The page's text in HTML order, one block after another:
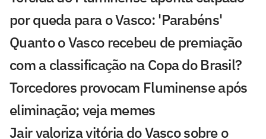
por queda para o Vasco: 'Parabéns'
Quanto o Vasco recebeu de premiação
com a classificação na Copa do Brasil?
Torcedores provocam Fluminense após
eliminação; veja memes
Jair valoriza vitória do Vasco sobre o